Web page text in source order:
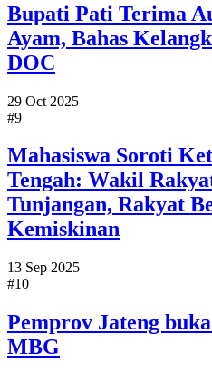
Bupati Pati Terima
Ayam, Bahas
DOC
29 Oct 2025
#9
Mahasiswa Soroti
Tengah: Wakil
Tunjangan, Rakyat
Kemiskinan
13 Sep 2025
#10
Pemprov Jateng
MBG